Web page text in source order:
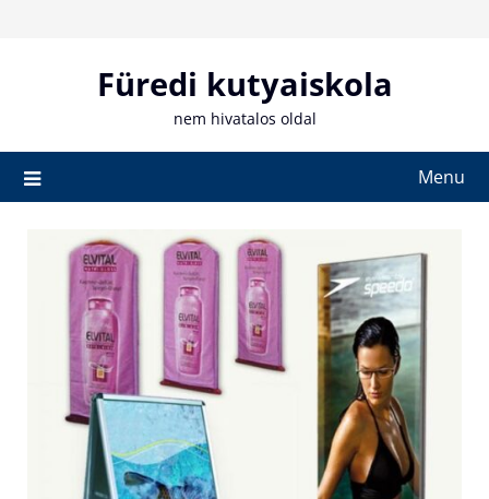
Füredi kutyaiskola
nem hivatalos oldal
Menu